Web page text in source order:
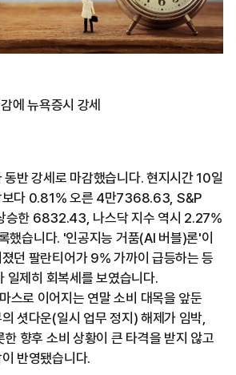
에 뉴욕증시 강세
동반 강세로 마감했습니다. 현지시간 10일
보다 0.81% 오른 4만7368.63, S&P
승한 6832.43, 나스닥 지수 역시 2.27%
했습니다. '인공지능 거품(AI 버블)론'이
던 팔란티어가 9% 가까이 급등하는 등
일제히 회복세를 보였습니다.
스로 이어지는 연말 소비 대목을 앞둔
셧다운(일시 업무 정지) 해제가 임박,
향후 소비 상황이 큰 타격을 받지 않고
반영됐습니다.